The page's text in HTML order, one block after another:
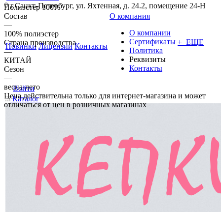
г.Санкт-Петербург, ул. Яхтенная, д. 24.2, помещение 24-Н
Новинки Лицензии Контакты
О компания
О компании
Сертификаты
Политика
Реквизиты
Контакты
+ ЕЩЕ
Войти
Каталог
Полиэстер 100%
Состав
—
100% полиэстер
Страна производства
—
КИТАЙ
Сезон
—
весна-лето
Цена действительна только для интернет-магазина и может
отличаться от цен в розничных магазинах